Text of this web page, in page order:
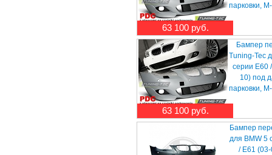
63 100 руб.
парковки,
63 100 руб.
Бампер
Tuning-Tec
серии E60
10) под
парковки,
Бампер
для BMW 5
/ E61